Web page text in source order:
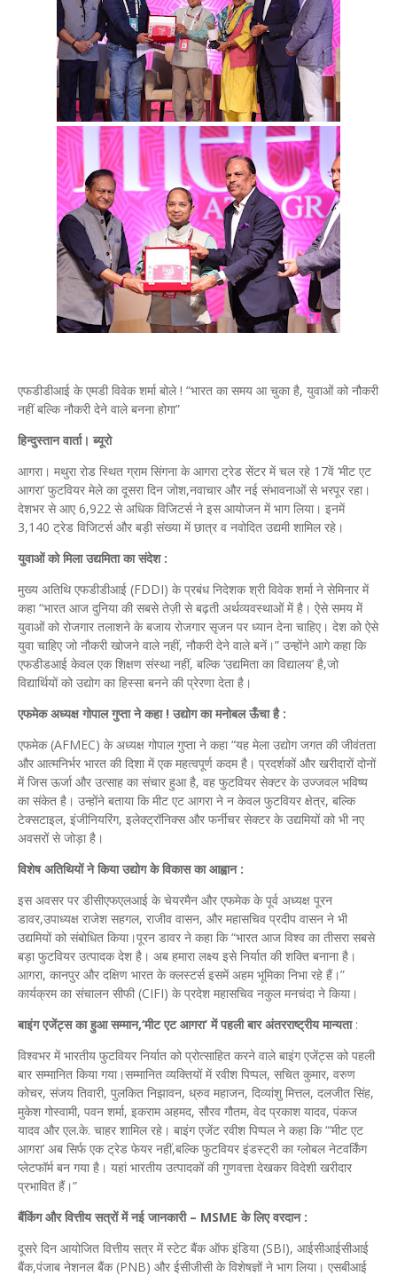
एफडीडीआई के एमडी विवेक शर्मा बोले ! “भारत का समय आ चुका है, युवाओं को नौकरी
नहीं बल्कि नौकरी देने वाले बनना होगा”
हिन्दुस्तान वार्ता। ब्यूरो
आगरा। मथुरा रोड स्थित ग्राम सिंगना के आगरा ट्रेड सेंटर में चल रहे 17वें ‘मीट एट
आगरा’ फुटवियर मेले का दूसरा दिन जोश,नवाचार और नई संभावनाओं से भरपूर रहा।
देशभर से आए 6,922 से अधिक विजिटर्स ने इस आयोजन में भाग लिया। इनमें
3,140 ट्रेड विजिटर्स और बड़ी संख्या में छात्र व नवोदित उद्यमी शामिल रहे।
युवाओं को मिला उद्यमिता का संदेश :
मुख्य अतिथि एफडीडीआई (FDDI) के प्रबंध निदेशक श्री विवेक शर्मा ने सेमिनार में
कहा “भारत आज दुनिया की सबसे तेज़ी से बढ़ती अर्थव्यवस्थाओं में है। ऐसे समय में
युवाओं को रोजगार तलाशने के बजाय रोजगार सृजन पर ध्यान देना चाहिए। देश को ऐसे
युवा चाहिए जो नौकरी खोजने वाले नहीं, नौकरी देने वाले बनें।” उन्होंने आगे कहा कि
एफडीडआई केवल एक शिक्षण संस्था नहीं, बल्कि ‘उद्यमिता का विद्यालय’ है,जो
विद्यार्थियों को उद्योग का हिस्सा बनने की प्रेरणा देता है।
एफमेक अध्यक्ष गोपाल गुप्ता ने कहा ! उद्योग का मनोबल ऊँचा है :
एफमेक (AFMEC) के अध्यक्ष गोपाल गुप्ता ने कहा “यह मेला उद्योग जगत की जीवंतता
और आत्मनिर्भर भारत की दिशा में एक महत्वपूर्ण कदम है। प्रदर्शकों और खरीदारों दोनों
में जिस ऊर्जा और उत्साह का संचार हुआ है, वह फुटवियर सेक्टर के उज्जवल भविष्य
का संकेत है। उन्होंने बताया कि मीट एट आगरा ने न केवल फुटवियर क्षेत्र, बल्कि
टेक्सटाइल, इंजीनियरिंग, इलेक्ट्रॉनिक्स और फर्नीचर सेक्टर के उद्यमियों को भी नए
अवसरों से जोड़ा है।
विशेष अतिथियों ने किया उद्योग के विकास का आह्वान :
इस अवसर पर डीसीएफएलआई के चेयरमैन और एफमेक के पूर्व अध्यक्ष पूरन
डावर,उपाध्यक्ष राजेश सहगल, राजीव वासन, और महासचिव प्रदीप वासन ने भी
उद्यमियों को संबोधित किया।पूरन डावर ने कहा कि “भारत आज विश्व का तीसरा सबसे
बड़ा फुटवियर उत्पादक देश है। अब हमारा लक्ष्य इसे निर्यात की शक्ति बनाना है।
आगरा, कानपुर और दक्षिण भारत के क्लस्टर्स इसमें अहम भूमिका निभा रहे हैं।”
कार्यक्रम का संचालन सीफी (CIFI) के प्रदेश महासचिव नकुल मनचंदा ने किया।
बाइंग एजेंट्स का हुआ सम्मान,‘मीट एट आगरा’ में पहली बार अंतरराष्ट्रीय मान्यता :
विश्वभर में भारतीय फुटवियर निर्यात को प्रोत्साहित करने वाले बाइंग एजेंट्स को पहली
बार सम्मानित किया गया।सम्मानित व्यक्तियों में रवीश पिप्पल, सचित कुमार, वरुण
कोचर, संजय तिवारी, पुलकित निझावन, ध्रुव महाजन, दिव्यांशु मित्तल, दलजीत सिंह,
मुकेश गोस्वामी, पवन शर्मा, इकराम अहमद, सौरव गौतम, वेद प्रकाश यादव, पंकज
यादव और एल.के. चाहर शामिल रहे। बाइंग एजेंट रवीश पिप्पल ने कहा कि “‘मीट एट
आगरा’ अब सिर्फ एक ट्रेड फेयर नहीं,बल्कि फुटवियर इंडस्ट्री का ग्लोबल नेटवर्किंग
प्लेटफॉर्म बन गया है। यहां भारतीय उत्पादकों की गुणवत्ता देखकर विदेशी खरीदार
प्रभावित हैं।”
बैंकिंग और वित्तीय सत्रों में नई जानकारी – MSME के लिए वरदान :
दूसरे दिन आयोजित वित्तीय सत्र में स्टेट बैंक ऑफ इंडिया (SBI), आईसीआईसीआई
बैंक,पंजाब नेशनल बैंक (PNB) और ईसीजीसी के विशेषज्ञों ने भाग लिया। एसबीआई